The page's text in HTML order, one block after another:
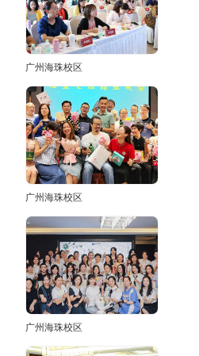
广州海珠校区
广州海珠校区
广州海珠校区